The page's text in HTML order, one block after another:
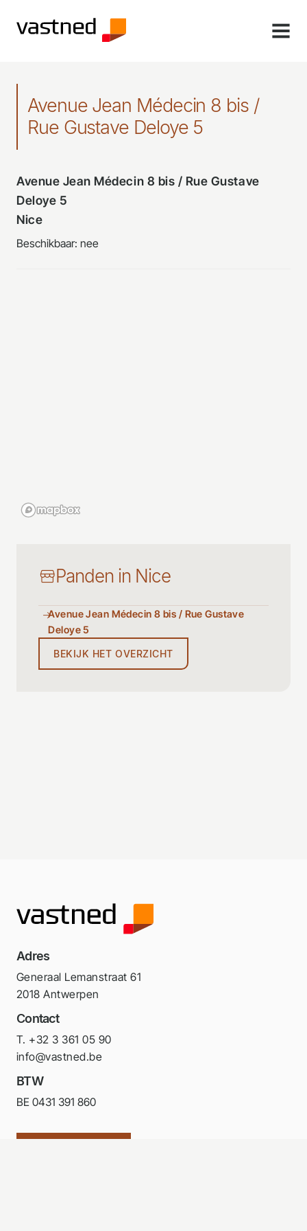
MENU
Avenue Jean Médecin 8 bis /
Rue Gustave Deloye 5
Avenue Jean Médecin 8 bis / Rue Gustave
Deloye 5
Nice
Beschikbaar: nee
Panden in Nice
Avenue Jean Médecin 8 bis / Rue Gustave
Deloye 5
BEKIJK HET OVERZICHT
Adres
Generaal Lemanstraat 61
2018 Antwerpen
Contact
T. +32 3 361 05 90
info@vastned.be
BTW
BE 0431 391 860